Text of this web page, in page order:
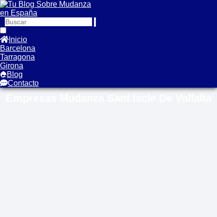
Inicio
Barcelona
Tarragona
Girona
Blog
Contacto